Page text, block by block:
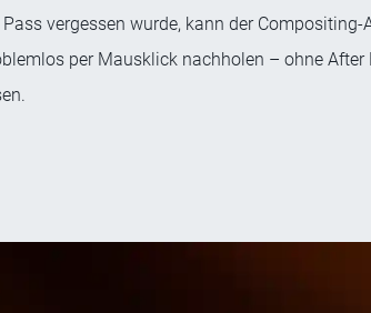
vergessen wurde, kann der Compositing-
per Mausklick nachholen – ohne After